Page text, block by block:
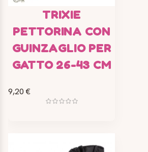
TRIXIE
PETTORINA CON
GUINZAGLIO PER
GATTO 26-43 CM
9,20 €